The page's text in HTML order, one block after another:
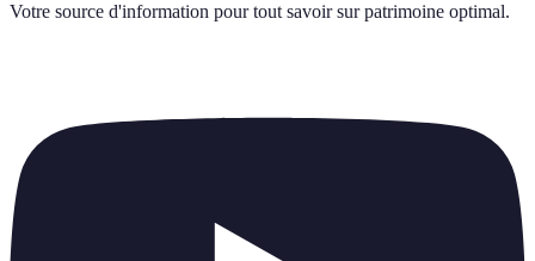
Votre source d'information pour tout savoir sur patrimoine optimal.